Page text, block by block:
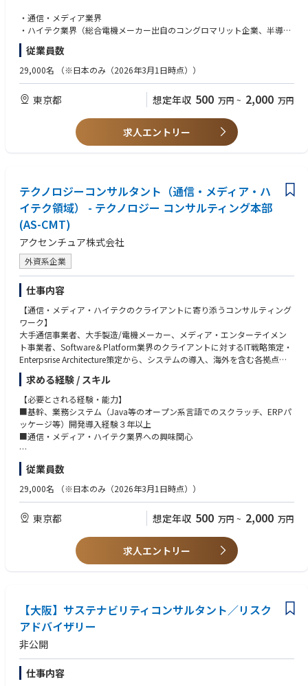
■基本設計、詳細設計などの開発案件
■DX推進についての企画や戦略
■SAP導入プロジェクトの品質管理活動支援
■各PJにおけるテスト密度、バグ密度の集計、分析、評価サポート
■大手コンサルでの経験を持つボードメンバーを中心に創業以来着実に成
長を続ける新興ファーム
■経営戦略立案/新規事業創出/DX支援などの幅広いプロジェクト
■将来の幹部候補採用に向けてポテンシャル採用開始
【ポジションの魅力、強み】
ため、コンサルタントの意向を踏まえ、営業活動やプロジェクトアサイン
を行う体制が整っています。
・クライアントからの評価ががしっかりと給与に反映される環境です。(評
価項目の5割がクライアントからの評価という制度になっております。)
・残業月20時間程度(20時間以上残業する際には申請必須)、テレワーク可
とWLBを整えて働くことができる環境です。
弊社はお客様を巻き込んだチーム開発を得意としており、プロジェクトへ
開発に取り組んでおります。
プロジェクトマネージャとしてPJの提案からグロースまで、お客様と一丸
となってプロジェクトを推進いただける方を募集しております！
定や変革の実行をリードします。
るだけでなく、業務・ITにおける論点をクリアにし、アジャイル的にビジ
ネス、テクノロジー、UXやUI等のデザイン側などあらゆる専門集団と連携
してサービス立ち上げを推進します。アドバイザリー型のコンサルティン
グではなく、プロデューサーとして、立ち上げチームの一員として活躍し
ていただきます。
見えて成果が実感できることが魅力です。
それぞれの業界全体、お客様の変革を支援しています。
＜通信・メディア業界チーム＞
・中期経営計画策定​
・新規事業開発支援​
・DX改革推進​
・IT構想策定​
・ESG、SDGs支援
＜ハイテク業界チーム＞
・成長戦略の策定と実現
・業界横断課題への提言・企業横断の業界再編（SDGs, Society5.0, テクノ
ロジー起点での市場の創造的破壊）
・新規事業企画・構築
・B2B、B2CビジネスのDX支援
・グローバルオペレーションの統合・最適化
＜ソフトウェア＆プラットフォーム業界チーム＞
・プラットフォーム事業戦略、サービス・プロダクト開発​ (EC、Fintec
h、Ad/Marketing、Finance/HR、Game etc.)​
・デジタルトランスフォーメーション​
・システム開発・アウトソーシング​
・高度デジタル人材の育成、組織改革
・新規事業創出
______________________________
◆通信・メディア業界チームのプロジェクト事例
・デジタルマーケティング改革​
・DX/AI活用戦略策定・人材育成​
・ITアーキ戦略策定​
・非通信商材のGTM戦略策定​
◆ハイテク業界チームのプロジェクト事例
・全社ERP導入プランニング​
・人財マネジメント高度化​
・IT戦略策定​
・国内物流再編​
・全社セキュリティ診断・強化支援
・通信・メディア業界
・ハイテク業界（総合電機メーカー出自のコングロマリット企業、半導体
関連企業、コンシューマ機器、医療機器メーカー等）
・ソフトウェア＆プラットフォーム業界
______________________________
＜以下は共通要件＞
・コンサルタント経験又は高度な業界知見ある方
・産業構造変革に対する熱意
◆応募要件（Ana/Cons）
以下、いずれかの業界に興味がありコンサルにチャレンジしたいという強
い意欲のある方やポテンシャルがある方
・通信・メディア業界
・ハイテク業界（総合電機メーカー出自のコングロマリット企業、半導体
関連企業、コンシューマ機器、医療機器メーカー等）
・ソフトウェア＆プラットフォーム業界
・他者を巻き込むコミュニケーション能力（主体性、分析力、ロジカルシ
◆望ましい経験・スキル
・コンサルティング経験
・プロジェクトマネジメント経験
・英語を用いた実務経験
・テクノロジー/デジタルに関する知見・経験・熱意
・ソフトウェア＆プラットフォーム業界における経験（特定領域の経験で
も構わない）
・スタートアップで働いた経験、又はご自身でビジネスを立ち上げた経験
・企画、開発系業務の経験
従業員数
29,000名 （※日本のみ（2026年3月1日時点））
東京都 想定年収 500 万円 ~ 2,000 万円
求人エントリー
テクノロジーコンサルタント（通信・メディア・ハ
イテク領域） - テクノロジー コンサルティング本部
(AS-CMT)
アクセンチュア株式会社
外資系企業
仕事内容
【通信・メディア・ハイテクのクライアントに寄り添うコンサルティング
ワーク】
大手通信事業者、大手製造/電機メーカー、メディア・エンターテイメン
ト事業者、Software＆Platform業界のクライアントに対するIT戦略策定・
Enterpsrise Architecture策定から、システムの導入、海外を含む各拠点へ
のロールアウトから業務定着の支援、システムの保守・運用まで、システ
ムインテグレーションのすべてのフェーズに対して、常にお客様に寄り添
い、一気通貫でのコンサルティングワークを提供しています。
職務内容は多岐にわたりますが、各種タスクやプロジェクト期間中に発生
する様々な課題解決に向けて、計画を立て・推進し・科学的に管理する役
割から、クライアントへの「顔」であり、グローバルを含めた社内の知見
す。
◆ポジションの魅力
業界にフォーカスを当てることで、よりクライアントの業務や事業の根幹
に切り込んだITコンサルティングが可能です。
るような”世界中のアクセンチュアの知見”を最大限に活用するプロジェク
トや、DXの文脈からCEO Issueでシステム構築につないでいくようなプロ
◆業務内容
・IT・業務トレンドを踏まえたシステム戦略の立案
・戦略を実現するためのアーキテクチャの選定
・アーキテクチャに合わせた業務プロセス—システム要件の定義・最適化
・システム開発における各タスクの計画策定、実行 ・業務改革支援、チェ
ンジマネジメント活動を通じたシステム導入効果の実現化支援
求める経験 / スキル
【必要とされる経験・能力】
■基幹、業務システム（Java等のオープン系言語でのスクラッチ、ERPパ
ッケージ等）開発導入経験３年以上
■通信・メディア・ハイテク業界への興味関心
【歓迎要件】
■大規模な複雑かつ難易度の高いSIのPM／PMO経験（大手Sier、SEとして
経験がある方、歓迎）
価管理等)
■SAP等、ERPシステムの導入経験
■HANAまたはSAPのCloud製品（Workday, ARIBA, SuccessFactors, Hybri
s, Cloud for Customer等）の知見
■オフショア開発経験
業界経験は不問。
通信・メディア・エンターテインメント・ハイテク業界に興味関心のある
方
・ビジネスレベルの日本語・システム設計/開発/PMO/プロジェクトリー
ド/マネジメントなどの経験
・テストや移行などシステムの品質を支える仕事の経験
従業員数
29,000名 （※日本のみ（2026年3月1日時点））
東京都 想定年収 500 万円 ~ 2,000 万円
求人エントリー
【大阪】サステナビリティコンサルタント／リスク
アドバイザリー
非公開
仕事内容